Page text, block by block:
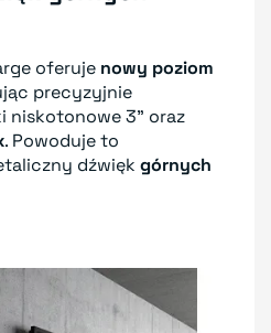
oferuje nowy poziom
precyzyjnie
niskotonowe 3" oraz
. Powoduje to
dźwięk górnych